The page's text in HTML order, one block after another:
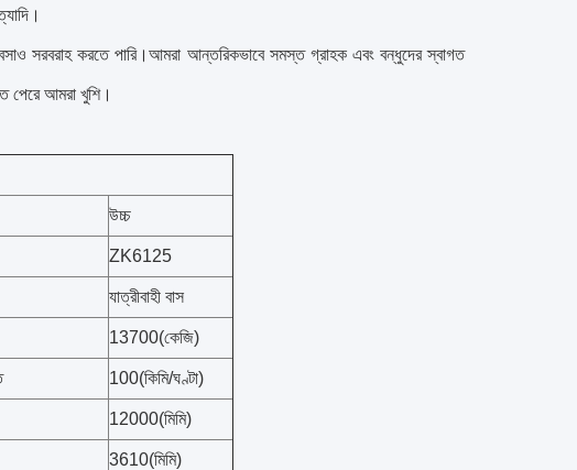
সরবরাহ করতে পারি।আমরা আন্তরিকভাবে সমস্ত গ্রাহক এবং বন্ধুদের স্বাগত
পেরে আমরা খুশি।
উচ্চ
ZK6125
যাত্রীবাহী বাস
13700(কেজি)
100(কিমি/ঘণ্টা)
12000(মিমি)
3610(মিমি)